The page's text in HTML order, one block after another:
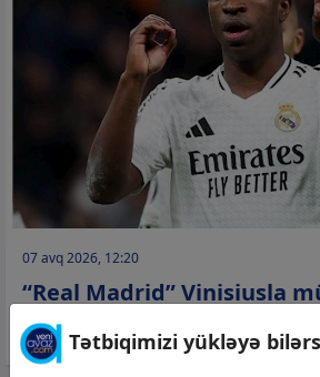
07 avq 2026, 12:20
“Real Madrid” Vinisiusla
uzatdı
Tətbiqimizi yükləyə